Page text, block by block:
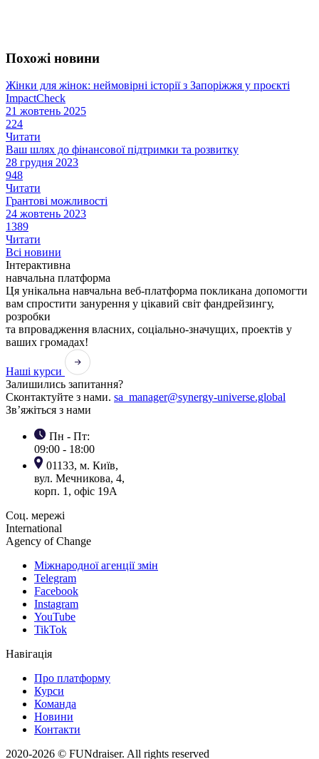
Похожі новини
Жінки для жінок: неймовірні історії з Запоріжжя у проєкті
ImpactCheck
21 жовтень 2025
224
Читати
Ваш шлях до фінансової підтримки та розвитку
28 грудня 2023
948
Читати
Грантові можливості
24 жовтень 2023
1389
Читати
Всі новини
Інтерактивна
навчальна платформа
Ця унікальна навчальна веб-платформа покликана допомогти
вам спростити занурення у цікавий світ фандрейзингу,
розробки
та впровадження власних, соціально-значущих, проектів у
ваших громадах!
Наші курси
Залишились запитання?
Сконтактуйте з нами. sa_manager@synergy-universe.global
Зв’яжіться з нами
Пн - Пт:
09:00 - 18:00
01133, м. Київ,
вул. Мечникова, 4,
корп. 1, офіс 19А
Соц. мережі
International
Agency of Change
Міжнародної агенції змін
Telegram
Facebook
Instagram
YouTube
TikTok
Навігація
Про платформу
Курси
Команда
Новини
Контакти
2020-2026 © FUNdraiser. All rights reserved